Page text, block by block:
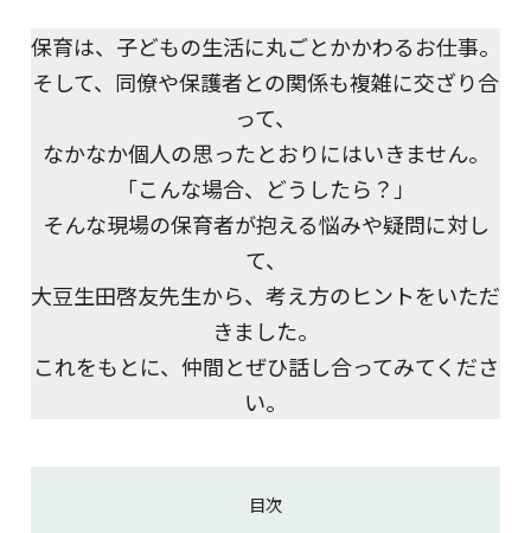
保育は、子どもの生活に丸ごとかかわるお仕事。
そして、同僚や保護者との関係も複雑に交ざり合
って、
なかなか個人の思ったとおりにはいきません。
「こんな場合、どうしたら？」
そんな現場の保育者が抱える悩みや疑問に対し
て、
大豆生田啓友先生から、考え方のヒントをいただ
きました。
これをもとに、仲間とぜひ話し合ってみてくださ
い。
目次